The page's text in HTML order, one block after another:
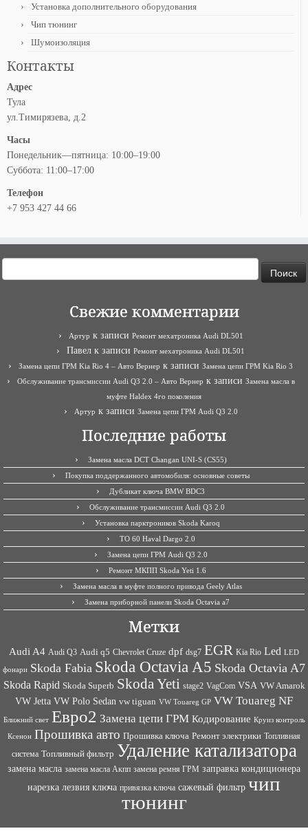
Установка дополнительного оборудования
Чип тюнинг
Шумоизоляция
Контакты
Адрес
Тула
ул.Тимирязева, д.2
Часы
Понедельник—пятница: 10:00–19:00
Суббота: 11:00–17:00
Телефон
+7 953 427 44 66
Свежие комментарии
Артур к записи Ремонт мехатроника Audi DL501
Павел к записи Ремонт мехатроника Audi DL501
Замена цепи ГРМ Kia Rio 4 – Авто Вернер к записи Замена цепи ГРМ Kia Rio 3
Обслуживание трансмиссии Audi Q3 2.0 – Авто Вернер к записи Замена масла в
муфте Haldex 4го поколения
Артур к записи Замена цепи ГРМ Audi Q3 2.0
Последние работы
Замена масла DCT Changan UNI-S (CS55)
Покупка поддержанного автомобиля: основные советы
Дубликат ключа BMW BDC3
Обслуживание трансмиссии Audi Q3 2.0
Установка парктроников Skoda Karoq
ТО 60 Haval Dargo 2.0
Замена цепи ГРМ Audi Q3 2.0
Ремонт МКПП Skoda Yeti 1.6
Замена масла в муфте полного привода Geely Atlas
Замена приборной панели Skoda Octavia a7
Метки
Audi A4 Audi Q3 Audi q5 Chevrolet Cruze dpf dsg7 EGR Kia Rio Led LED
фонари Skoda Fabia Skoda Octavia A5 Skoda Octavia A7
Skoda Rapid Skoda Superb Skoda Yeti stage2 VagCom VSA VW Amarok
VW Jetta VW Polo Sedan vw tiguan VW Touareg GP VW Touareg NF
Ближний свет Евро2 Замена цепи ГРМ Кодирование Круиз контроль
Ксенон Прошивка авто Прошивка ключа Ремонт электрики Топливная
система Топливный фильтр Удаление катализатора
замена масла замена масла Акпп замена ремня ГРМ заправка кондиционера
нарезка лезвия ключа привязка ключа сажевый фильтр чип
тюнинг